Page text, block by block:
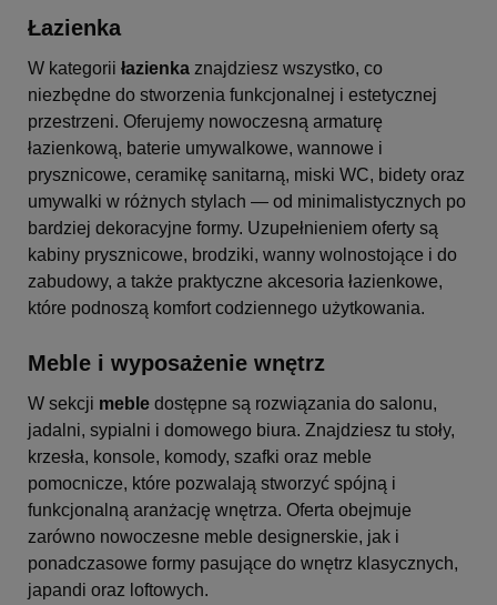
Łazienka
W kategorii łazienka znajdziesz wszystko, co
niezbędne do stworzenia funkcjonalnej i estetycznej
przestrzeni. Oferujemy nowoczesną armaturę
łazienkową, baterie umywalkowe, wannowe i
prysznicowe, ceramikę sanitarną, miski WC, bidety oraz
umywalki w różnych stylach — od minimalistycznych po
bardziej dekoracyjne formy. Uzupełnieniem oferty są
kabiny prysznicowe, brodziki, wanny wolnostojące i do
zabudowy, a także praktyczne akcesoria łazienkowe,
które podnoszą komfort codziennego użytkowania.
Meble i wyposażenie wnętrz
W sekcji meble dostępne są rozwiązania do salonu,
jadalni, sypialni i domowego biura. Znajdziesz tu stoły,
krzesła, konsole, komody, szafki oraz meble
pomocnicze, które pozwalają stworzyć spójną i
funkcjonalną aranżację wnętrza. Oferta obejmuje
zarówno nowoczesne meble designerskie, jak i
ponadczasowe formy pasujące do wnętrz klasycznych,
japandi oraz loftowych.